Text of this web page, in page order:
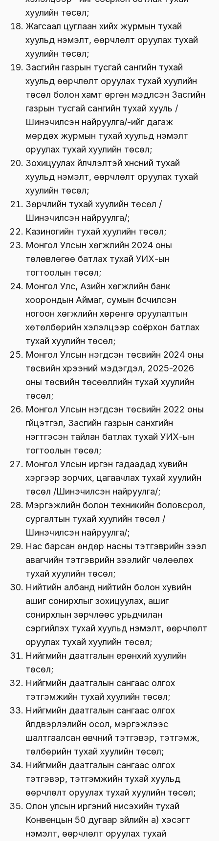
хуулийн төсөл;
Жагсаал цуглаан хийх журмын тухай
хуульд нэмэлт, өөрчлөлт оруулах тухай
хуулийн төсөл;
Засгийн газрын тусгай сангийн тухай
хуульд өөрчлөлт оруулах тухай хуулийн
төсөл болон хамт өргөн мэдүүлсэн Засгийн
газрын тусгай сангийн тухай хууль /
Шинэчилсэн найруулга/-ийг дагаж
мөрдөх журмын тухай хуульд нэмэлт
оруулах тухай хуулийн төсөл;
Зохицуулах үйлчлэлтэй хүнсний тухай
хуульд нэмэлт, өөрчлөлт оруулах тухай
хуулийн төсөл;
Зөрчлийн тухай хуулийн төсөл /
Шинэчилсэн найруулга/;
Казиногийн тухай хуулийн төсөл;
Монгол Улсын хөгжлийн 2024 оны
төлөвлөгөө батлах тухай УИХ-ын
тогтоолын төсөл;
Монгол Улс, Азийн хөгжлийн банк
хоорондын Аймаг, сумын бүсчилсэн
ногоон хөгжлийн хөрөнгө оруулалтын
хөтөлбөрийн хэлэлцээр соёрхон батлах
тухай хуулийн төсөл;
Монгол Улсын нэгдсэн төсвийн 2024 оны
төсвийн хүрээний мэдэгдэл, 2025-2026
оны төсвийн төсөөллийн тухай хуулийн
төсөл;
Монгол Улсын нэгдсэн төсвийн 2022 оны
гүйцэтгэл, Засгийн газрын санхүүгийн
нэгтгэсэн тайлан батлах тухай УИХ-ын
тогтоолын төсөл;
Монгол Улсын иргэн гадаадад хувийн
хэргээр зорчих, цагаачлах тухай хуулийн
төсөл /Шинэчилсэн найруулга/;
Мэргэжлийн болон техникийн боловсрол,
сургалтын тухай хуулийн төсөл /
Шинэчилсэн найруулга/;
Нас барсан өндөр насны тэтгэврийн зээл
авагчийн тэтгэврийн зээлийг чөлөөлөх
тухай хуулийн төсөл;
Нийтийн албанд нийтийн болон хувийн
ашиг сонирхлыг зохицуулах, ашиг
сонирхлын зөрчлөөс урьдчилан
сэргийлэх тухай хуульд нэмэлт, өөрчлөлт
оруулах тухай хуулийн төсөл;
Нийгмийн даатгалын ерөнхий хуулийн
төсөл;
Нийгмийн даатгалын сангаас олгох
тэтгэмжийн тухай хуулийн төсөл;
Нийгмийн даатгалын сангаас олгох
үйлдвэрлэлийн осол, мэргэжлээс
шалтгаалсан өвчний тэтгэвэр, тэтгэмж,
төлбөрийн тухай хуулийн төсөл;
Нийгмийн даатгалын сангаас олгох
тэтгэвэр, тэтгэмжийн тухай хуульд
өөрчлөлт оруулах тухай хуулийн төсөл;
Олон улсын иргэний нисэхийн тухай
Конвенцын 50 дугаар зүйлийн а) хэсэгт
нэмэлт, өөрчлөлт оруулах тухай